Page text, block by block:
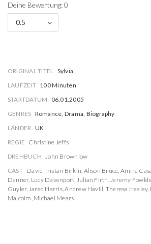
Deine Bewertung: 0
0.5
ORIGINAL TITEL Sylvia
LAUFZEIT 100 Minuten
STARTDATUM
06.01.2005
GENRES Romance, Drama, Biography
LÄNDER UK
REGIE Christine Jeffs
DREHBUCH John Brownlow
CAST David Tristan Birkin, Alison Bruce, Amira
Danner, Lucy Davenport, Julian Firth,Jeremy Fowlds
Guyler, Jared Harris,Andrew Havill, Theresa Healey,
Malcolm, Michael Mears